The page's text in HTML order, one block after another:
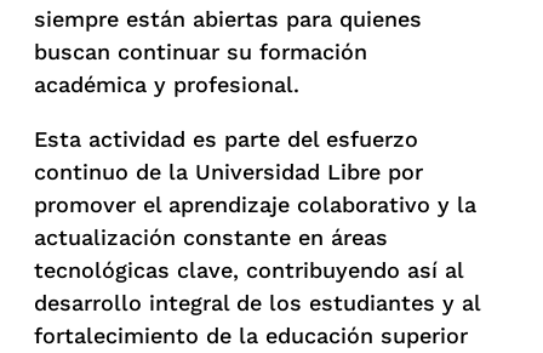
siempre están abiertas para quienes
buscan continuar su formación
académica y profesional.
Esta actividad es parte del esfuerzo
continuo de la Universidad Libre por
promover el aprendizaje colaborativo y la
actualización constante en áreas
tecnológicas clave, contribuyendo así al
desarrollo integral de los estudiantes y al
fortalecimiento de la educación superior